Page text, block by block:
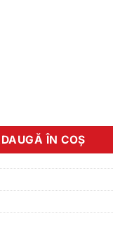
ÎN COȘ